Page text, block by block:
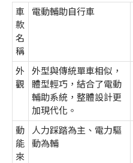
車
款
名
稱
電動輔助自行車
外
觀
外型與傳統單車相似，
體型輕巧，結合了電動
輔助系統，整體設計更
加現代化。
動
能
來
人力踩踏為主、電力驅
動為輔